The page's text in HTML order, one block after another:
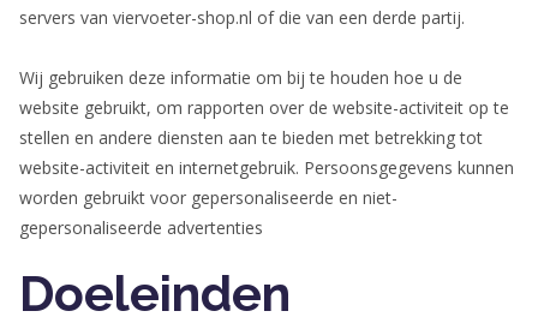
servers van viervoeter-shop.nl of die van een derde partij.
Wij gebruiken deze informatie om bij te houden hoe u de
website gebruikt, om rapporten over de website-activiteit op te
stellen en andere diensten aan te bieden met betrekking tot
website-activiteit en internetgebruik. Persoonsgegevens kunnen
worden gebruikt voor gepersonaliseerde en niet-
gepersonaliseerde advertenties
Doeleinden